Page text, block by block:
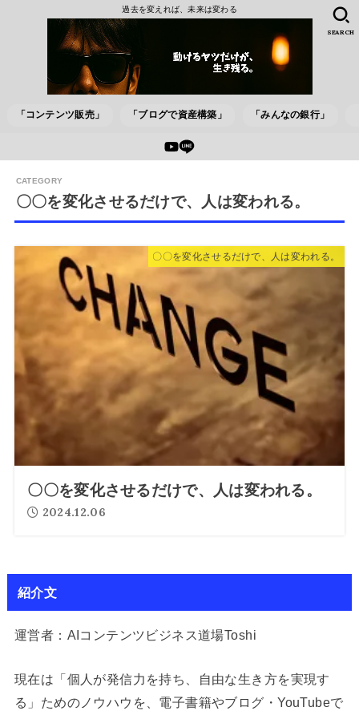
過去を変えれば、未来は変わる
「コンテンツ販売」 「ブログで資産構築」 「みんなの銀行」
SEARCH
〇〇を変化させるだけで、人は変われる。
〇〇を変化させるだけで、人は変われる。
〇〇を変化させるだけで、人は変われる。
2024.12.06
紹介文
運営者：AIコンテンツビジネス道場Toshi
現在は「個人が発信力を持ち、自由な生き方を実現す
る」ためのノウハウを、電子書籍やブログ・YouTubeで